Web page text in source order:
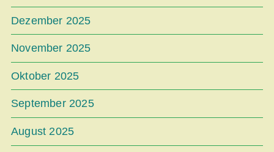
Dezember 2025
November 2025
Oktober 2025
September 2025
August 2025